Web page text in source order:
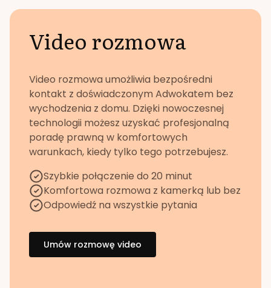
Video rozmowa
Video rozmowa umożliwia bezpośredni
kontakt z doświadczonym Adwokatem bez
wychodzenia z domu. Dzięki nowoczesnej
technologii możesz uzyskać profesjonalną
poradę prawną w komfortowych
warunkach, kiedy tylko tego potrzebujesz.
Szybkie połączenie do 20 minut
Komfortowa rozmowa z kamerką lub bez
Odpowiedź na wszystkie pytania
Umów rozmowę video